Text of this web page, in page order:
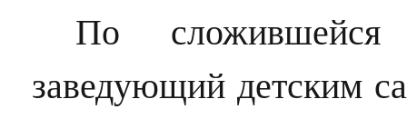
По сложившейся
заведующий детским